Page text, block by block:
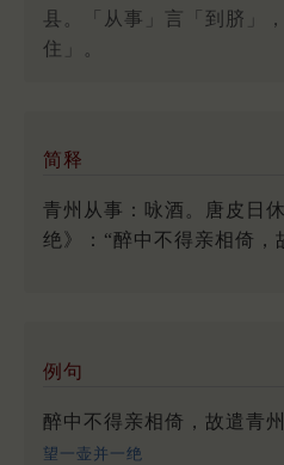
县。「从事」言「到脐」
住」。
简释
青州从事：咏酒。唐皮日
绝》：“醉中不得亲相倚，
例句
醉中不得亲相倚，故遣青
望一壶并一绝